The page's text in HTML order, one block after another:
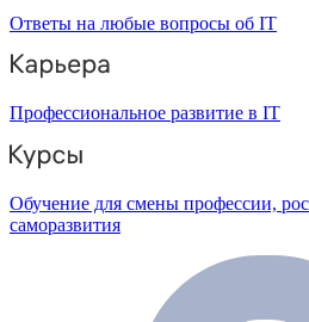
Ответы на любые вопросы об IT
Профессиональное развитие в IT
Обучение для смены профессии,
саморазвития